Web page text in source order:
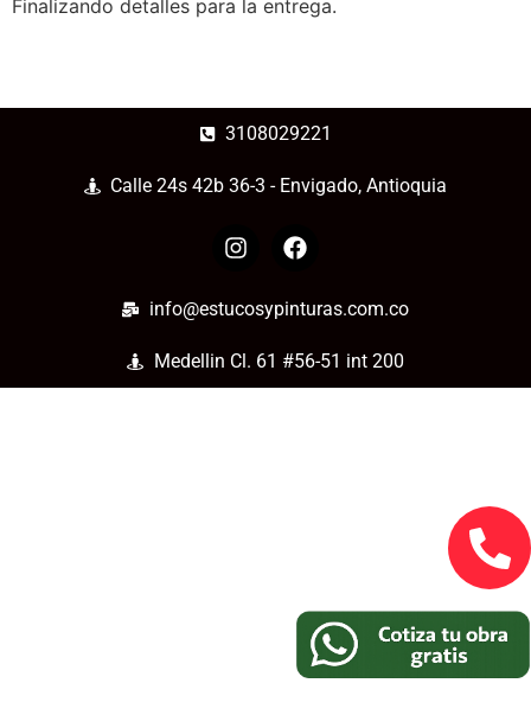
Finalizando detalles para la entrega.
3108029221
Calle 24s 42b 36-3 - Envigado, Antioquia
info@estucosypinturas.com.co
Medellin Cl. 61 #56-51 int 200